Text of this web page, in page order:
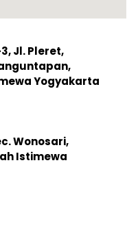
Jl. Pleret,
Yogyakarta
Wonosari,
Istimewa